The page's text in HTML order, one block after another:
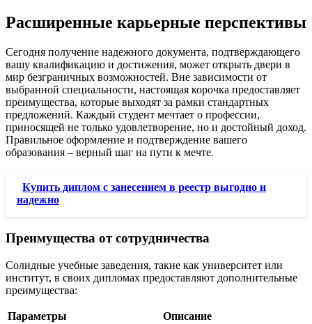
Расширенные карьерные перспективы
Сегодня получение надежного документа, подтверждающего
вашу квалификацию и достижения, может открыть двери в
мир безграничных возможностей. Вне зависимости от
выбранной специальности, настоящая корочка предоставляет
преимущества, которые выходят за рамки стандартных
предложений. Каждый студент мечтает о профессии,
приносящей не только удовлетворение, но и достойный доход.
Правильное оформление и подтверждение вашего
образования – верный шаг на пути к мечте.
Купить диплом с занесением в реестр выгодно и
надежно
Преимущества от сотрудничества
Солидные учебные заведения, такие как университет или
институт, в своих дипломах предоставляют дополнительные
преимущества:
Параметры
Описание